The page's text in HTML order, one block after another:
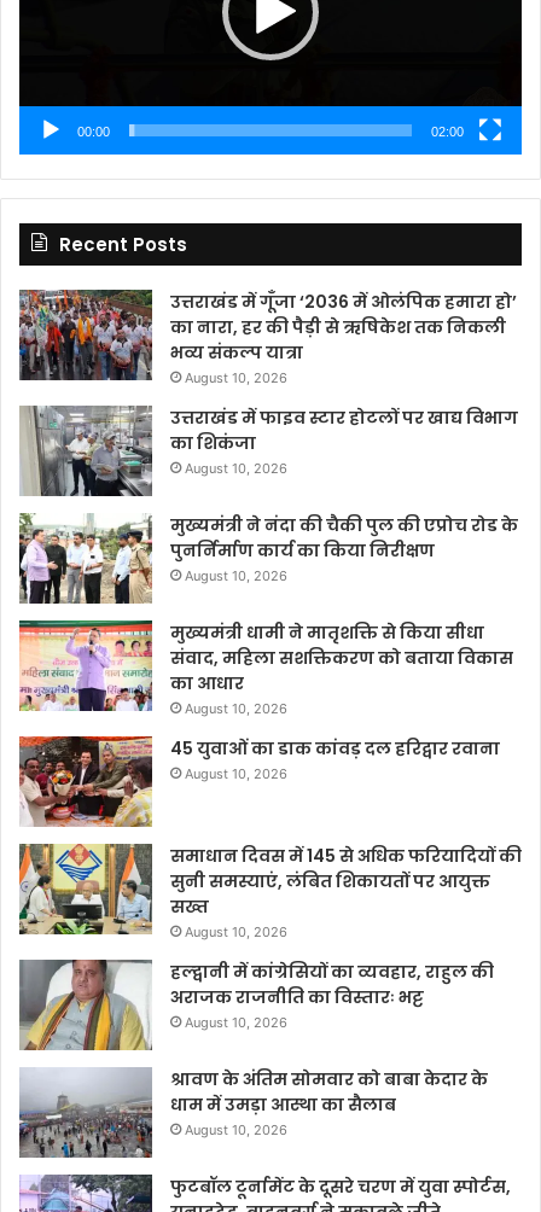
00:00 02:00
Recent Posts
उत्तराखंड में गूँजा ‘2036 में ओलंपिक हमारा हो’
का नारा, हर की पैड़ी से ऋषिकेश तक निकली
भव्य संकल्प यात्रा
August 10, 2026
उत्तराखंड में फाइव स्टार होटलों पर खाद्य विभाग
का शिकंजा
August 10, 2026
मुख्यमंत्री ने नंदा की चैकी पुल की एप्रोच रोड के
पुनर्निर्माण कार्य का किया निरीक्षण
August 10, 2026
मुख्यमंत्री धामी ने मातृशक्ति से किया सीधा
संवाद, महिला सशक्तिकरण को बताया विकास
का आधार
August 10, 2026
45 युवाओं का डाक कांवड़ दल हरिद्वार रवाना
August 10, 2026
समाधान दिवस में 145 से अधिक फरियादियों की
सुनी समस्याएं, लंबित शिकायतों पर आयुक्त
सख्त
August 10, 2026
हल्द्वानी में कांग्रेसियों का व्यवहार, राहुल की
अराजक राजनीति का विस्तारः भट्ट
August 10, 2026
श्रावण के अंतिम सोमवार को बाबा केदार के
धाम में उमड़ा आस्था का सैलाब
August 10, 2026
फुटबॉल टूर्नामेंट के दूसरे चरण में युवा स्पोर्टस,